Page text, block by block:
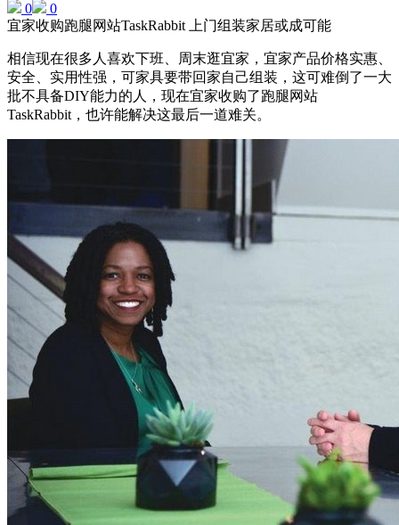
0
0
宜家收购跑腿网站TaskRabbit 上门组装家居或成可能
相信现在很多人喜欢下班、周末逛宜家，宜家产品价格实惠、
安全、实用性强，可家具要带回家自己组装，这可难倒了一大
批不具备DIY能力的人，现在宜家收购了跑腿网站
TaskRabbit，也许能解决这最后一道难关。